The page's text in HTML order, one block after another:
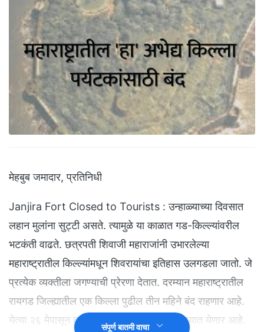
मेहबुब जमादार, प्रतिनिधी
Janjira Fort Closed to Tourists : उन्हाळ्याच्या दिवसात
लहान मुलांना सुट्टी असते. त्यामुळे या काळात गड-किल्ल्यांवरील
भटकंती वाढते. छत्रपती शिवाजी महाराजांनी उभारलेल्या
महाराष्ट्रातील किल्ल्यांमधून शिवरायांचा इतिहास उलगडला जातो. जे
प्रत्येक व्यक्तीला जगण्याची प्रेरणा देतात. दरम्यान महाराष्ट्रातील
रायगड जिल्ह्यातील एक किल्ला पुढील तीन महिने बंद राहणार आहे.
येत्या २६ मेपासून हा किल्ला पर्यटकांसाठी बंद करण्यात येणार आहे.
संपूर्ण बातमी वाचा